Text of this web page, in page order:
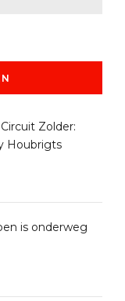
Zolder:
Houbrigts
is onderweg